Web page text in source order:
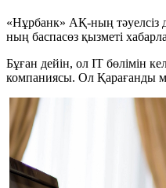
«Нұрбанк» АҚ-ның тәуелсіз
ның баспасөз қызметі
Бұған дейін, ол IT бөлімін
компаниясы. Ол Қарағанды